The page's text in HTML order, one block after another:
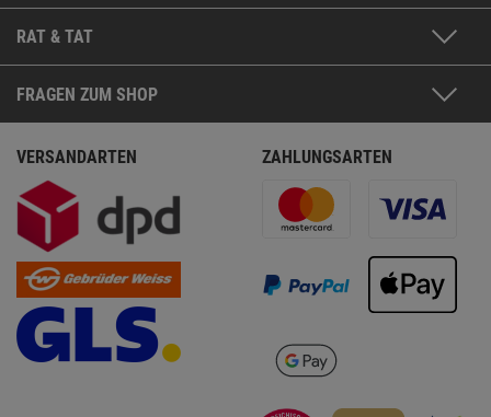
RAT & TAT
FRAGEN ZUM SHOP
VERSANDARTEN ZAHLUNGSARTEN